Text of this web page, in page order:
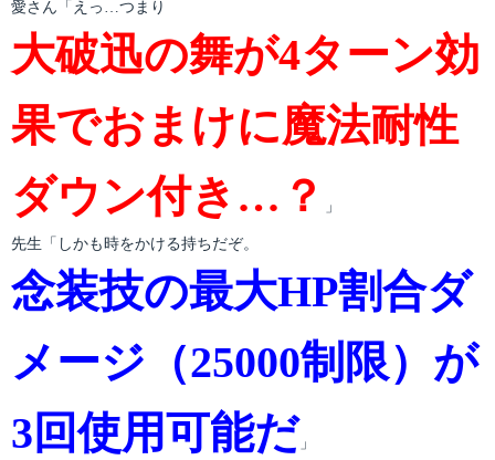
愛さん「えっ…つまり
大破迅の舞が4ターン効
果でおまけに魔法耐性
ダウン付き…？
」
先生「しかも時をかける持ちだぞ。
念装技の最大HP割合ダ
メージ（25000制限）が
3回使用可能だ 」